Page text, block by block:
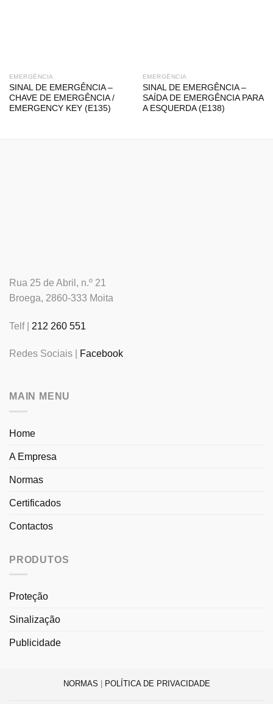
EMERGÊNCIA
SINAL DE EMERGÊNCIA –
CHAVE DE EMERGÊNCIA /
EMERGENCY KEY (E135)
EMERGÊNCIA
SINAL DE EMERGÊNCIA –
SAÍDA DE EMERGÊNCIA PARA
A ESQUERDA (E138)
Rua 25 de Abril, n.º 21
Broega, 2860-333 Moita
Telf | 212 260 551
Redes Sociais | Facebook
MAIN MENU
Home
A Empresa
Normas
Certificados
Contactos
PRODUTOS
Proteção
Sinalização
Publicidade
NORMAS POLÍTICA DE PRIVACIDADE